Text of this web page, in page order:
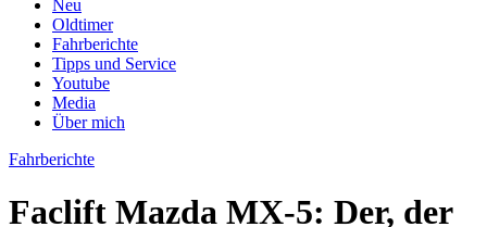
Neu
Oldtimer
Fahrberichte
Tipps und Service
Youtube
Media
Über mich
Fahrberichte
Faclift Mazda MX-5: Der, der